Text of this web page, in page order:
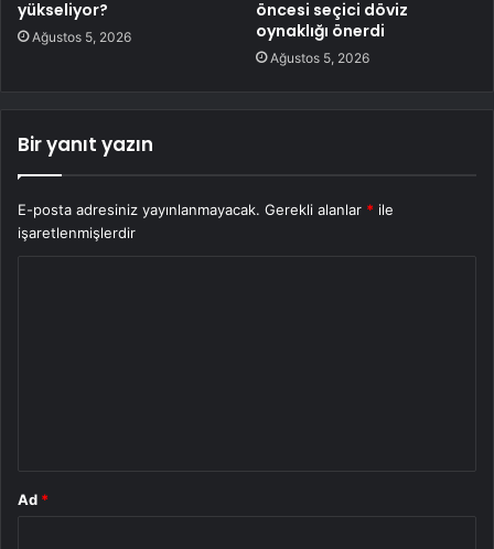
yükseliyor?
Ağustos 5, 2026
öncesi seçici döviz
oynaklığı önerdi
Ağustos 5, 2026
Bir yanıt yazın
E-posta adresiniz yayınlanmayacak. Gerekli alanlar * ile
işaretlenmişlerdir
Ad *